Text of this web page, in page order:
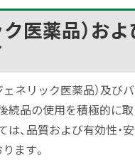
医薬品）お
ネリック医薬品）及び
続品の使用を積極的に取
、品質および有効性
ます。